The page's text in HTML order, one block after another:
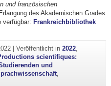
und französischen
des Akademischen Grades
verfügbar: Frankreichbibliothek
| Veröffentlicht in 2022,
scientifiques:
und
,